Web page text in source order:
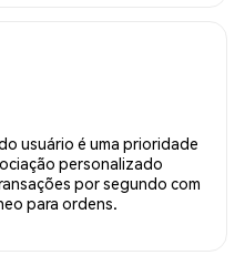
usuário é uma prioridade
personalizado
por segundo com
para ordens.